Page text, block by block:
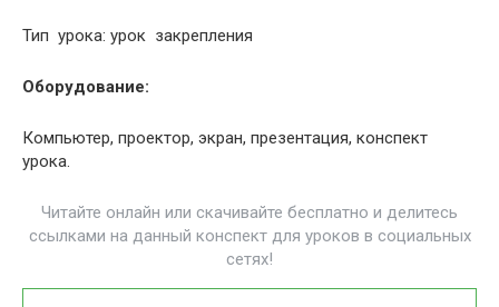
Тип урока: урок закрепления
Оборудование:
Компьютер, проектор, экран, презентация, конспект
урока.
Читайте онлайн или скачивайте бесплатно и делитесь
ссылками на данный конспект для уроков в социальных
сетях!